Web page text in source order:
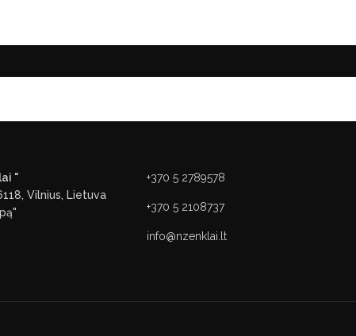
"
Vilnius, Lietuva
+370 5 2789578
+370 5 2108737
info@nzenklai.lt